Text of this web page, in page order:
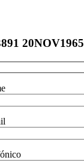
20NOV1965